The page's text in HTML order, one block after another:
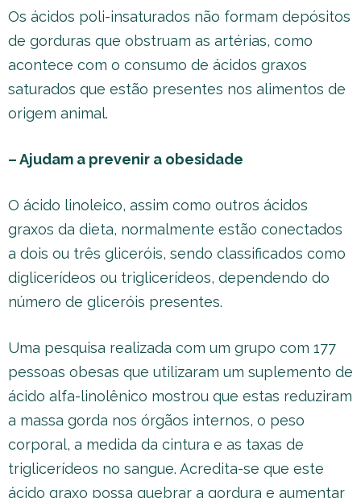
Os ácidos poli-insaturados não formam depósitos
de gorduras que obstruam as artérias, como
acontece com o consumo de ácidos graxos
saturados que estão presentes nos alimentos de
origem animal.
– Ajudam a prevenir a obesidade
O ácido linoleico, assim como outros ácidos
graxos da dieta, normalmente estão conectados
a dois ou três gliceróis, sendo classificados como
diglicerídeos ou triglicerídeos, dependendo do
número de gliceróis presentes.
Uma pesquisa realizada com um grupo com 177
pessoas obesas que utilizaram um suplemento de
ácido alfa-linolênico mostrou que estas reduziram
a massa gorda nos órgãos internos, o peso
corporal, a medida da cintura e as taxas de
triglicerídeos no sangue. Acredita-se que este
ácido graxo possa quebrar a gordura e aumentar